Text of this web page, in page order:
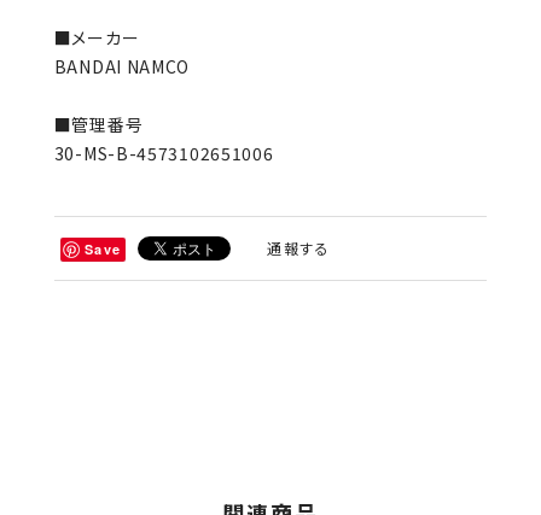
■メーカー
BANDAI NAMCO
■管理番号
30-MS-B-4573102651006
Save 通報する